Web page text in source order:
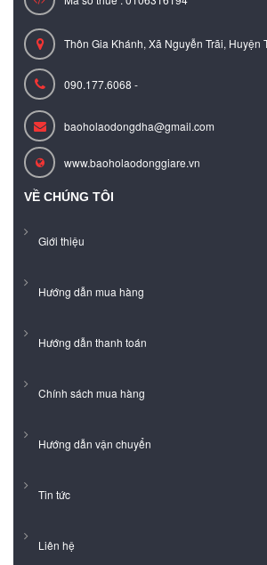
Thôn Gia Khánh, Xã Nguyễn Trãi, Huyện
090.177.6068 -
baoholaodongdha@gmail.com
www.baoholaodonggiare.vn
VỀ CHÚNG TÔI
Giới thiệu
Hướng dẫn mua hàng
Hướng dẫn thanh toán
Chính sách mua hàng
Hướng dẫn vận chuyển
Tin tức
Liên hệ